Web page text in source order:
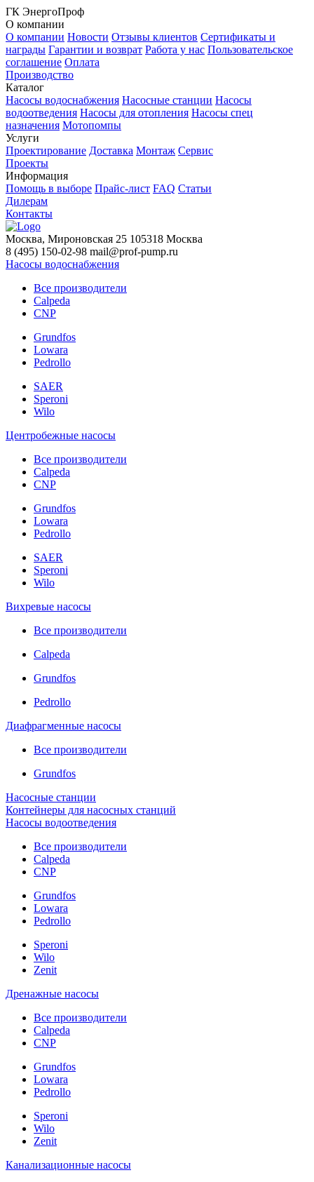
ГК ЭнергоПроф
О компании
О компании Новости Отзывы клиентов Сертификаты и
награды Гарантии и возврат Работа у нас Пользовательское
соглашение Оплата
Производство
Каталог
Насосы водоснабжения Насосные станции Насосы
водоотведения Насосы для отопления Насосы спец
назначения Мотопомпы
Услуги
Проектирование Доставка Монтаж Сервис
Проекты
Информация
Помощь в выборе Прайс-лист FAQ Статьи
Дилерам
Контакты
Москва, Мироновская 25 105318 Москва
8 (495) 150-02-98 mail@prof-pump.ru
Насосы водоснабжения
Все производители
Calpeda
CNP
Grundfos
Lowara
Pedrollo
SAER
Speroni
Wilo
Центробежные насосы
Все производители
Calpeda
CNP
Grundfos
Lowara
Pedrollo
SAER
Speroni
Wilo
Вихревые насосы
Все производители
Calpeda
Grundfos
Pedrollo
Диафрагменные насосы
Все производители
Grundfos
Насосные станции
Контейнеры для насосных станций
Насосы водоотведения
Все производители
Calpeda
CNP
Grundfos
Lowara
Pedrollo
Speroni
Wilo
Zenit
Дренажные насосы
Все производители
Calpeda
CNP
Grundfos
Lowara
Pedrollo
Speroni
Wilo
Zenit
Канализационные насосы